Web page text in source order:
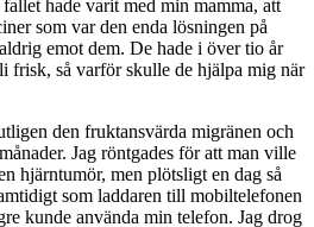
hade varit med min mamma, att
som var den enda lösningen på
emot dem. De hade i över tio år
frisk, så varför skulle de hjälpa mig när
den fruktansvärda migränen och
Jag röntgades för att man ville
hjärntumör, men plötsligt en dag så
som laddaren till mobiltelefonen
kunde använda min telefon. Jag drog